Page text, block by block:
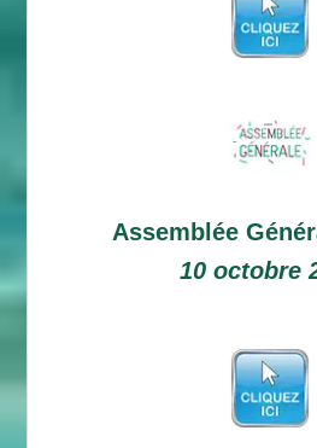
Assemblée
10 octobre